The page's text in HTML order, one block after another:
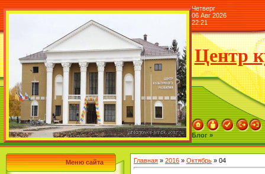
Четверг
06 Авг 2026
22:21
Центр
Блог »
Меню сайта Главная » 2016 » Октябрь » 04